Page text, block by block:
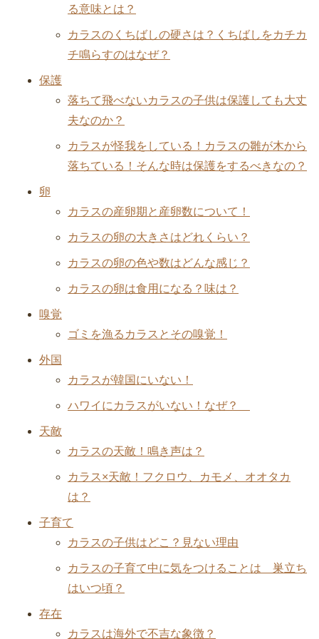
る意味とは？
カラスのくちばしの硬さは？くちばしをカチカ
チ鳴らすのはなぜ？
保護
落ちて飛べないカラスの子供は保護しても大丈
夫なのか？
カラスが怪我をしている！カラスの雛が木から
落ちている！そんな時は保護をするべきなの？
卵
カラスの産卵期と産卵数について！
カラスの卵の大きさはどれくらい？
カラスの卵の色や数はどんな感じ？
カラスの卵は食用になる？味は？
嗅覚
ゴミを漁るカラスとその嗅覚！
外国
カラスが韓国にいない！
ハワイにカラスがいない！なぜ？
天敵
カラスの天敵！鳴き声は？
カラス×天敵！フクロウ、カモメ、オオタカ
は？
子育て
カラスの子供はどこ？見ない理由
カラスの子育て中に気をつけることは 巣立ち
はいつ頃？
存在
カラスは海外で不吉な象徴？